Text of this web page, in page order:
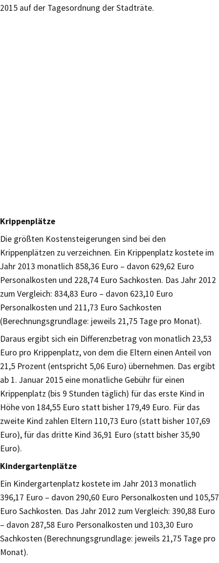
2015 auf der Tagesordnung der Stadträte.
Krippenplätze
Die größten Kostensteigerungen sind bei den
Krippenplätzen zu verzeichnen. Ein Krippenplatz kostete im
Jahr 2013 monatlich 858,36 Euro – davon 629,62 Euro
Personalkosten und 228,74 Euro Sachkosten. Das Jahr 2012
zum Vergleich: 834,83 Euro – davon 623,10 Euro
Personalkosten und 211,73 Euro Sachkosten
(Berechnungsgrundlage: jeweils 21,75 Tage pro Monat).
Daraus ergibt sich ein Differenzbetrag von monatlich 23,53
Euro pro Krippenplatz, von dem die Eltern einen Anteil von
21,5 Prozent (entspricht 5,06 Euro) übernehmen. Das ergibt
ab 1. Januar 2015 eine monatliche Gebühr für einen
Krippenplatz (bis 9 Stunden täglich) für das erste Kind in
Höhe von 184,55 Euro statt bisher 179,49 Euro. Für das
zweite Kind zahlen Eltern 110,73 Euro (statt bisher 107,69
Euro), für das dritte Kind 36,91 Euro (statt bisher 35,90
Euro).
Kindergartenplätze
Ein Kindergartenplatz kostete im Jahr 2013 monatlich
396,17 Euro – davon 290,60 Euro Personalkosten und 105,57
Euro Sachkosten. Das Jahr 2012 zum Vergleich: 390,88 Euro
– davon 287,58 Euro Personalkosten und 103,30 Euro
Sachkosten (Berechnungsgrundlage: jeweils 21,75 Tage pro
Monat).